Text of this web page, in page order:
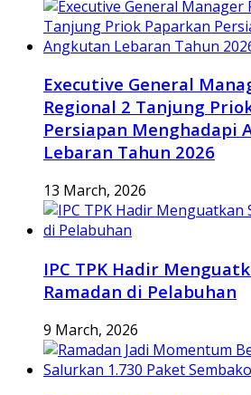
Executive General
Regional 2 Tanjung
Persiapan Menghadapi
Lebaran Tahun 2026
13 March, 2026
IPC TPK Hadir
Ramadan di Pelabuhan
9 March, 2026